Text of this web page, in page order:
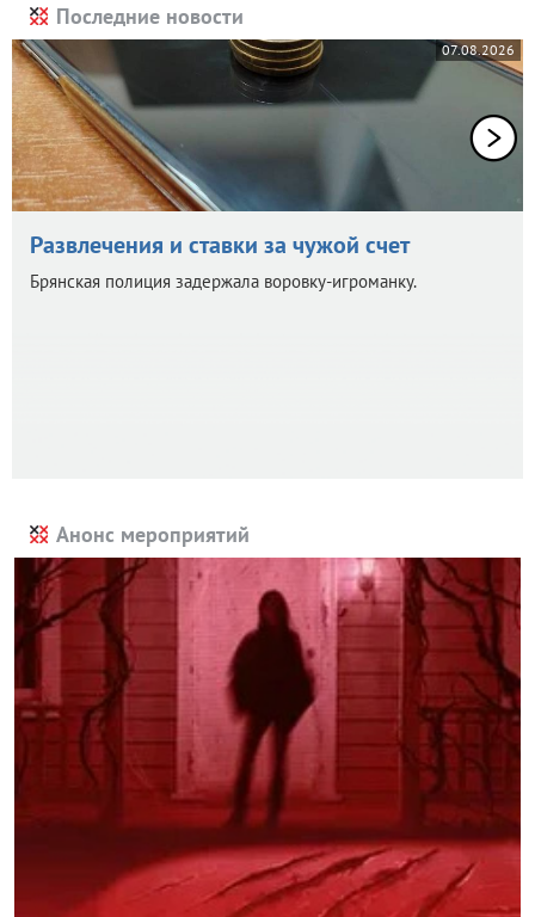
Последние новости
07.08.2026
Развлечения и ставки за чужой счет
Брянская полиция задержала воровку-игроманку.
Анонс мероприятий